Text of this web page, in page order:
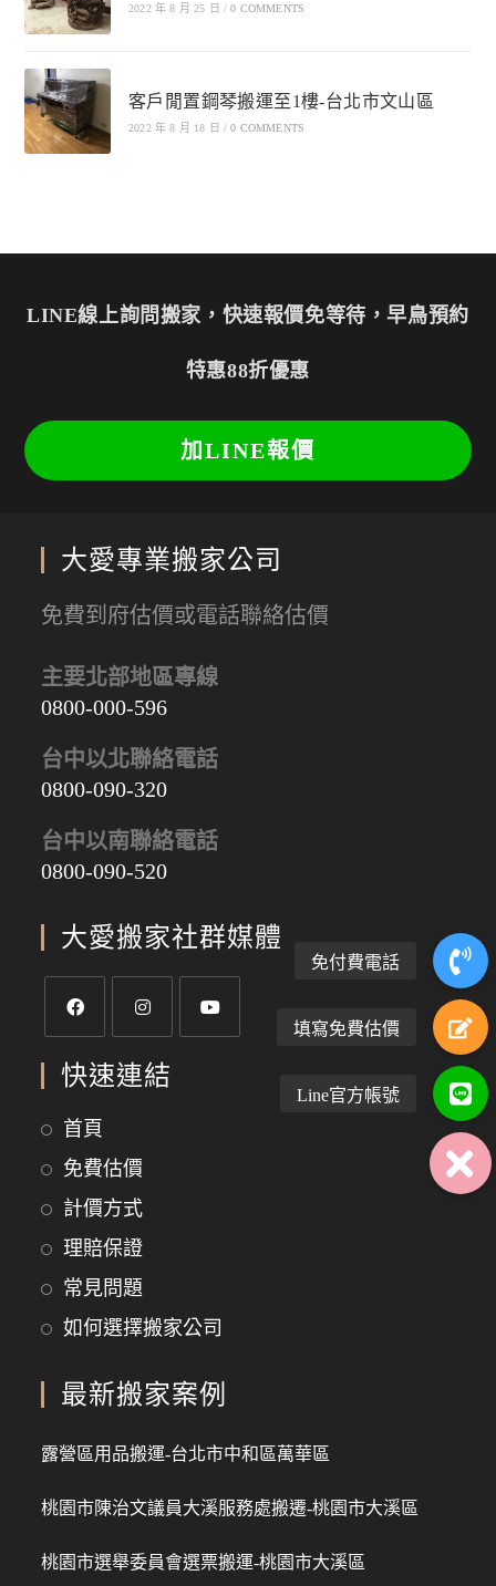
2022 年 8 月 25 日 / 0 COMMENTS
客戶閒置鋼琴搬運至1樓-台北市文山區
2022 年 8 月 18 日 / 0 COMMENTS
LINE線上詢問搬家，快速報價免等待，早鳥預約
特惠88折優惠
加LINE報價
大愛專業搬家公司
免費到府估價或電話聯絡估價
主要北部地區專線
0800-000-596
台中以北聯絡電話
0800-090-320
台中以南聯絡電話
0800-090-520
大愛搬家社群媒體
快速連結
首頁
免費估價
計價方式
理賠保證
常見問題
如何選擇搬家公司
最新搬家案例
露營區用品搬運-台北市中和區萬華區
桃園市陳治文議員大溪服務處搬遷-桃園市大溪區
桃園市選舉委員會選票搬運-桃園市大溪區